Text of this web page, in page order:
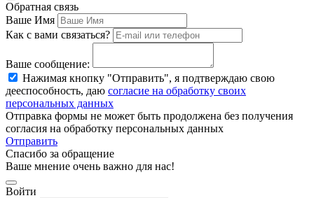
Обратная связь
Ваше Имя
Как с вами связаться?
Ваше сообщение:
Нажимая кнопку "Отправить", я подтверждаю свою
дееспособность, даю согласие на обработку своих
персональных данных
Отправка формы не может быть продолжена без получения
согласия на обработку персональных данных
Отправить
Спасибо за обращение
Ваше мнение очень важно для нас!
Войти